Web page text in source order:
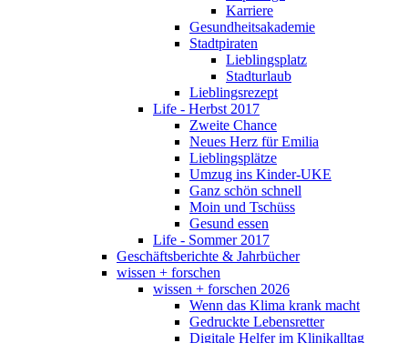
Karriere
Gesundheitsakademie
Stadtpiraten
Lieblingsplatz
Stadturlaub
Lieblingsrezept
Life - Herbst 2017
Zweite Chance
Neues Herz für Emilia
Lieblingsplätze
Umzug ins Kinder-UKE
Ganz schön schnell
Moin und Tschüss
Gesund essen
Life - Sommer 2017
Geschäftsberichte & Jahrbücher
wissen + forschen
wissen + forschen 2026
Wenn das Klima krank macht
Gedruckte Lebensretter
Digitale Helfer im Klinikalltag